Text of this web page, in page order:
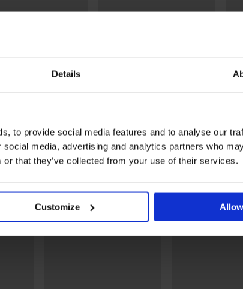
Details
to provide social media features and to analyse our
media, advertising and analytics partners who
that they’ve collected from your use of their services.
Customize
5
κάλτσες Basic
Κάλτσες σοσόνια Cotton
παρόμοια κομμάτια